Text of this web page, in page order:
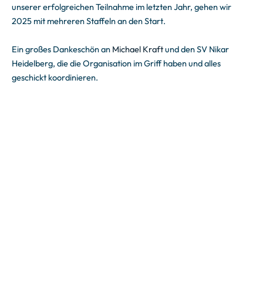
unserer erfolgreichen Teilnahme im letzten Jahr, gehen wir
2025 mit mehreren Staffeln an den Start.
Ein großes Dankeschön an Michael Kraftund den SV Nikar
Heidelberg, die die Organisation im Griff haben und alles
geschickt koordinieren.